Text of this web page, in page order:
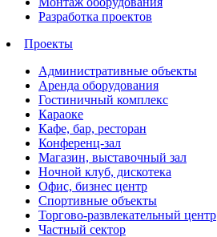
Разработка проектов
Проекты
Административные объекты
Аренда оборудования
Гостиничный комплекс
Караоке
Кафе, бар, ресторан
Конференц-зал
Магазин, выставочный зал
Ночной клуб, дискотека
Офис, бизнес центр
Спортивные объекты
Торгово-развлекательный центр
Частный сектор